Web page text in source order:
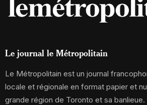
Le journal le Métropolitain
Le Métropolitain est un journal
locale et régionale en format papier et
grande région de Toronto et sa banlieue.